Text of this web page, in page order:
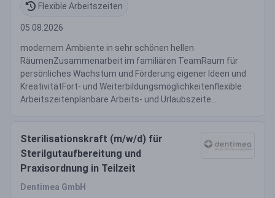
Flexible Arbeitszeiten
05.08.2026
modernem Ambiente in sehr schönen hellen
RäumenZusammenarbeit im familiären TeamRaum für
persönliches Wachstum und Förderung eigener Ideen und
KreativitätFort- und Weiterbildungsmöglichkeitenflexible
Arbeitszeitenplanbare Arbeits- und Urlaubszeite...
Sterilisationskraft (m/w/d) für
Sterilgutaufbereitung und
Praxisordnung in Teilzeit
Dentimea GmbH